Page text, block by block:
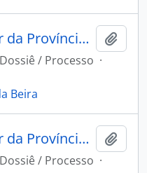
CARTA do [Governador da Província de Mochos] Miguel [Zamora Freviño Nassare Manrique de Lara] ao Comandante do Forte Príncipe da Beira José Pinheiro de Lacerda.
Dossiê / Processo ·
Beira
CARTA do [Governador da Província de Mochos] Miguel Zamora Freviño Nassare Manrique de Lara ao Comandante do Forte Príncipe da Beira José Manoel Cardoso da Cunha.
Dossiê / Processo ·